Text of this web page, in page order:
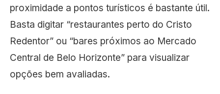
proximidade a pontos turísticos é bastante útil.
Basta digitar “restaurantes perto do Cristo
Redentor” ou “bares próximos ao Mercado
Central de Belo Horizonte” para visualizar
opções bem avaliadas.